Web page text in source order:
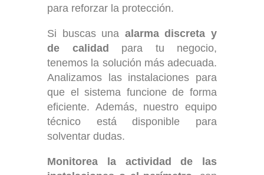
para reforzar la protección.
Si buscas una alarma discreta y
de calidad para tu negocio,
tenemos la solución más adecuada.
Analizamos las instalaciones para
que el sistema funcione de forma
eficiente. Además, nuestro equipo
técnico está disponible para
solventar dudas.
Monitorea la actividad de las